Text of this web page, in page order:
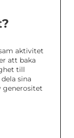
aktivitet
att baka
till
sina
generositet